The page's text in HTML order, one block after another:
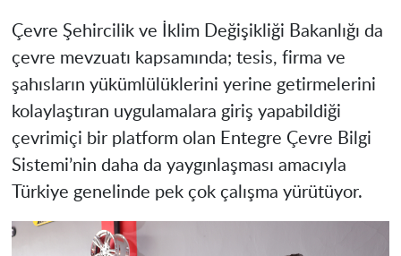
Çevre Şehircilik ve İklim Değişikliği Bakanlığı da
çevre mevzuatı kapsamında; tesis, firma ve
şahısların yükümlülüklerini yerine getirmelerini
kolaylaştıran uygulamalara giriş yapabildiği
çevrimiçi bir platform olan Entegre Çevre Bilgi
Sistemi’nin daha da yaygınlaşması amacıyla
Türkiye genelinde pek çok çalışma yürütüyor.